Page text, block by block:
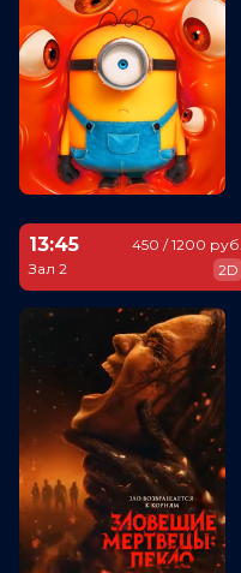
13:45
Зал 2
450 / 1200 руб.
2D